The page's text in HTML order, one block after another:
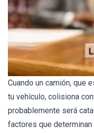
Cuando un camión, que
tu vehículo, colisiona
probablemente será
factores que